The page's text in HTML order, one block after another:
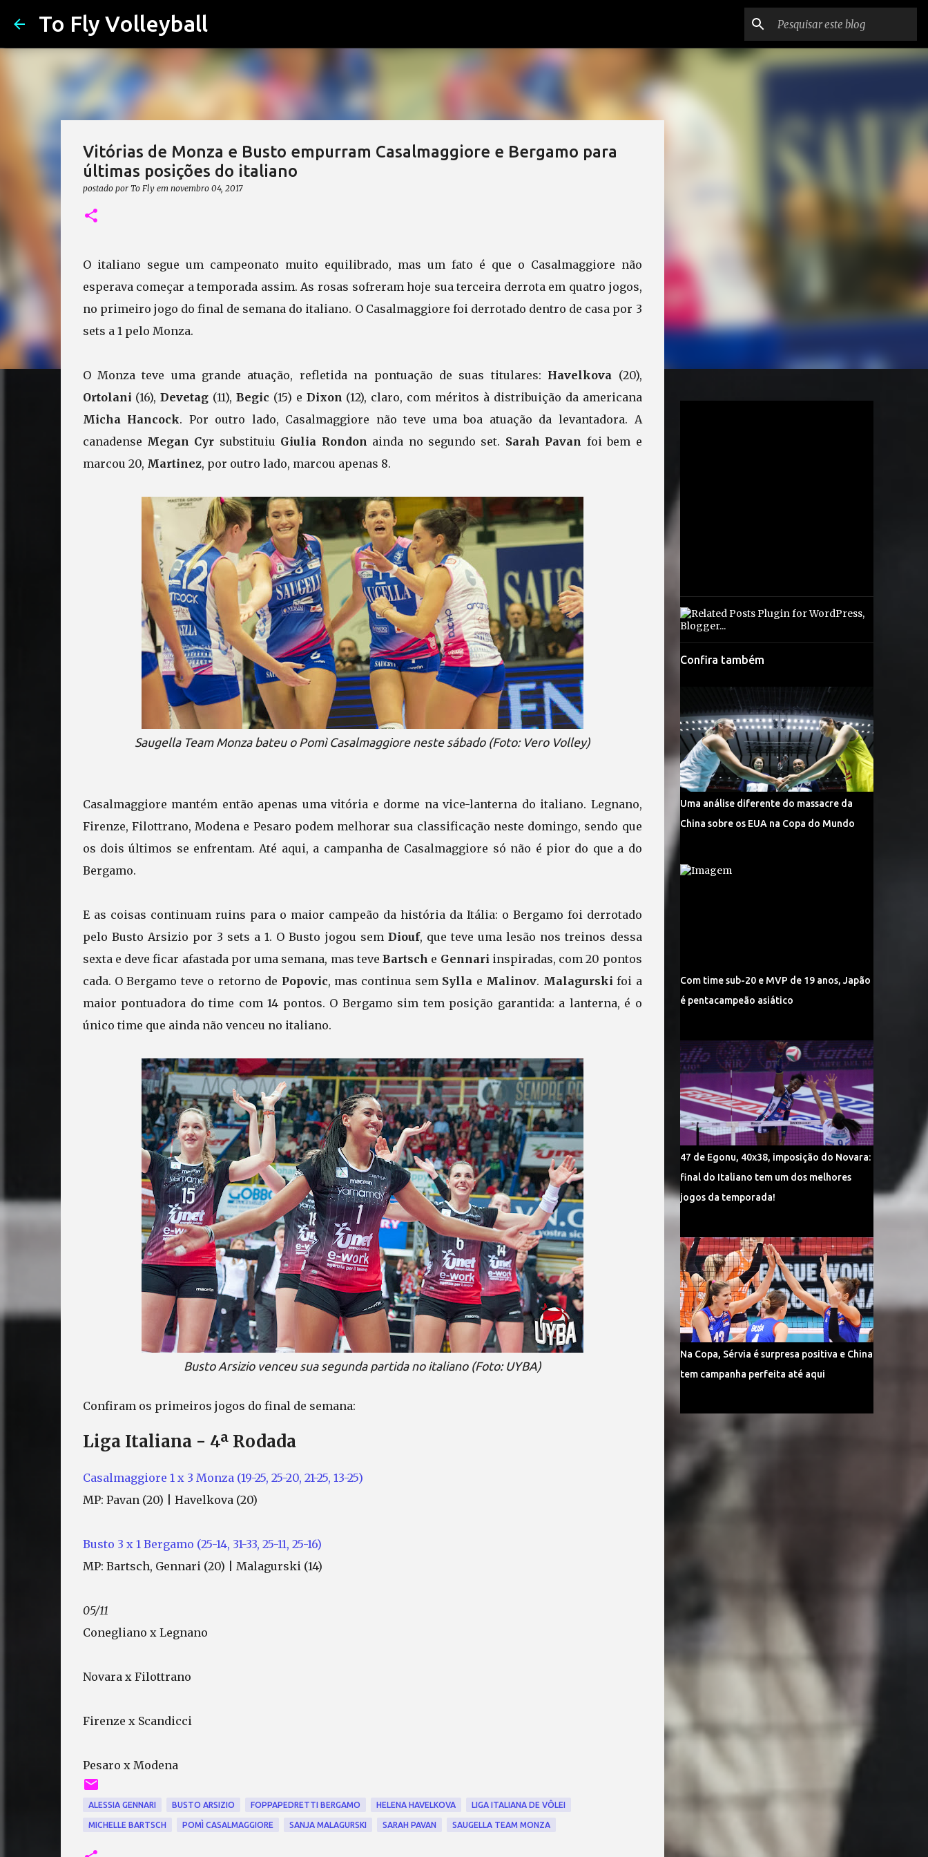
To Fly Volleyball
Vitórias de Monza e Busto empurram Casalmaggiore e Bergamo para
últimas posições do italiano
postado por To Fly em novembro 04, 2017
O italiano segue um campeonato muito equilibrado, mas um fato é que o Casalmaggiore não
esperava começar a temporada assim. As rosas sofreram hoje sua terceira derrota em quatro jogos,
no primeiro jogo do final de semana do italiano. O Casalmaggiore foi derrotado dentro de casa por 3
sets a 1 pelo Monza.
O Monza teve uma grande atuação, refletida na pontuação de suas titulares: Havelkova (20),
Ortolani (16),Devetag (11), Begic (15) e Dixon (12), claro, com méritos à distribuição da americana
Micha Hancock. Por outro lado, Casalmaggiore não teve uma boa atuação da levantadora. A
canadense Megan Cyr substituiu Giulia Rondon ainda no segundo set. Sarah Pavan foi bem e
marcou 20, Martinez, por outro lado, marcou apenas 8.
Saugella Team Monza bateu o Pomì Casalmaggiore neste sábado (Foto: Vero Volley)
Casalmaggiore mantém então apenas uma vitória e dorme na vice-lanterna do italiano. Legnano,
Firenze, Filottrano, Modena e Pesaro podem melhorar sua classificação neste domingo, sendo que
os dois últimos se enfrentam. Até aqui, a campanha de Casalmaggiore só não é pior do que a do
Bergamo.
E as coisas continuam ruins para o maior campeão da história da Itália: o Bergamo foi derrotado
pelo Busto Arsizio por 3 sets a 1. O Busto jogou sem Diouf, que teve uma lesão nos treinos dessa
sexta e deve ficar afastada por uma semana, mas teve Bartsch e Gennari inspiradas, com 20 pontos
cada. O Bergamo teve o retorno de Popovic, mas continua semSylla e Malinov. Malagurskifoi a
maior pontuadora do time com 14 pontos. O Bergamo sim tem posição garantida: a lanterna, é o
único time que ainda não venceu no italiano.
Busto Arsizio venceu sua segunda partida no italiano (Foto: UYBA)
Confiram os primeiros jogos do final de semana:
Liga Italiana - 4ª Rodada
Casalmaggiore 1 x 3 Monza (19-25, 25-20, 21-25, 13-25)
MP: Pavan (20) | Havelkova (20)
Busto 3 x 1 Bergamo (25-14, 31-33, 25-11, 25-16)
MP: Bartsch, Gennari (20) | Malagurski (14)
05/11
Conegliano x Legnano
Novara x Filottrano
Firenze x Scandicci
Pesaro x Modena
ALESSIA GENNARI BUSTO ARSIZIO FOPPAPEDRETTI BERGAMO HELENA HAVELKOVA LIGA ITALIANA DE VÔLEI
MICHELLE BARTSCH POMÌ CASALMAGGIORE SANJA MALAGURSKI SARAH PAVAN SAUGELLA TEAM MONZA
Confira também
Uma análise diferente do massacre da
China sobre os EUA na Copa do Mundo
Com time sub-20 e MVP de 19 anos, Japão
é pentacampeão asiático
47 de Egonu, 40x38, imposição do Novara:
final do Italiano tem um dos melhores
jogos da temporada!
Na Copa, Sérvia é surpresa positiva e China
tem campanha perfeita até aqui